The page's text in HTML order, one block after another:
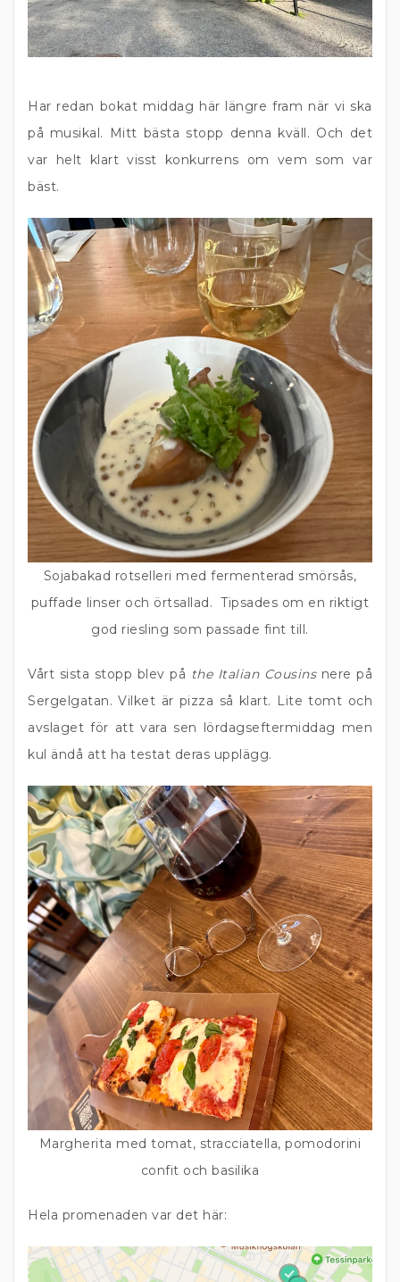
Har redan bokat middag här längre fram när vi ska
på musikal. Mitt bästa stopp denna kväll. Och det
var helt klart visst konkurrens om vem som var
bäst.
Sojabakad rotselleri med fermenterad smörsås,
puffade linser och örtsallad. Tipsades om en riktigt
god riesling som passade fint till.
Vårt sista stopp blev på the Italian Cousinsnere på
Sergelgatan. Vilket är pizza så klart. Lite tomt och
avslaget för att vara sen lördagseftermiddag men
kul ändå att ha testat deras upplägg.
Margherita med tomat, stracciatella, pomodorini
confit och basilika
Hela promenaden var det här: